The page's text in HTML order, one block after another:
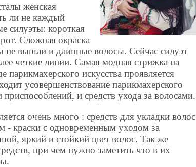
женская
ли не каждый
силуэты: короткая
Сложная окраска
не вышли и длинные волосы. Сейчас силуэт
четкие линии. Самая модная стрижка на
парикмахерского искусства проявляется
усовершенствование парикмахерского
и средств ухода за волосами.
очень много : средств для укладки волос
- краски с одновременным уходом за
яркий и стойкий цвет волос. Так же
при чем нужно заметить что в их